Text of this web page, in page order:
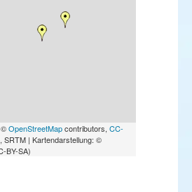
©OpenStreetMapcontributors, CC-
SRTM | Kartendarstellung: ©
BY-SA)